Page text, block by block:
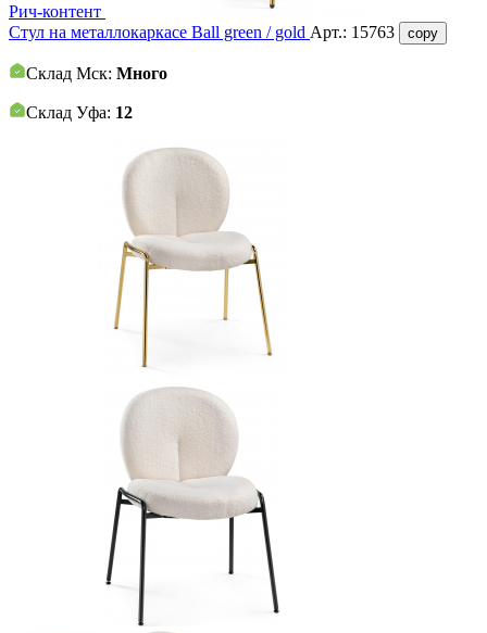
Рич-контент
Стул на металлокаркасе Ball green / gold Арт.: 15763 copy
Склад Мск: Много
Склад Уфа: 12